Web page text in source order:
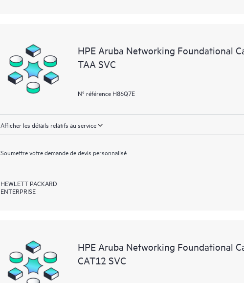
HPE Aruba Networking Foundational
TAA SVC
N° référence H86Q7E
Afficher les détails relatifs au service
Soumettre votre demande de devis personnalisé
HEWLETT PACKARD
ENTERPRISE
HPE Aruba Networking Foundational
CAT12 SVC